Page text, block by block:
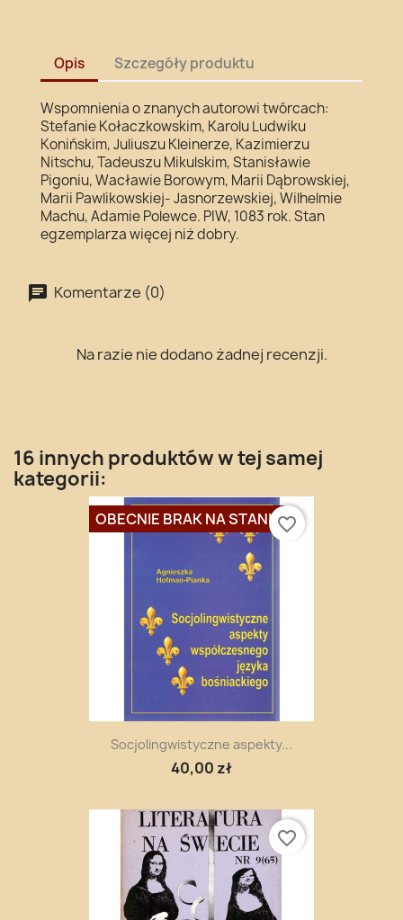
Opis Szczegóły produktu
Wspomnienia o znanych autorowi twórcach:
Stefanie Kołaczkowskim, Karolu Ludwiku
Konińskim, Juliuszu Kleinerze, Kazimierzu
Nitschu, Tadeuszu Mikulskim, Stanisławie
Pigoniu, Wacławie Borowym, Marii Dąbrowskiej,
Marii Pawlikowskiej- Jasnorzewskiej, Wilhelmie
Machu, Adamie Polewce. PIW, 1083 rok. Stan
egzemplarza więcej niż dobry.
Komentarze (0)
Na razie nie dodano żadnej recenzji.
16 innych produktów w tej samej
kategorii:
Socjolingwistyczne aspekty...
40,00 zł
OBECNIE BRAK NA STANIEfavorite_border
favorite_border